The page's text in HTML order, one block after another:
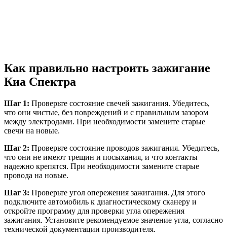
Как правильно настроить зажигание
Киа Спектра
Шаг 1: Проверьте состояние свечей зажигания. Убедитесь,
что они чистые, без повреждений и с правильным зазором
между электродами. При необходимости замените старые
свечи на новые.
Шаг 2: Проверьте состояние проводов зажигания. Убедитесь,
что они не имеют трещин и посыхания, и что контакты
надежно крепятся. При необходимости замените старые
провода на новые.
Шаг 3: Проверьте угол опережения зажигания. Для этого
подключите автомобиль к диагностическому сканеру и
откройте программу для проверки угла опережения
зажигания. Установите рекомендуемое значение угла, согласно
технической документации производителя.